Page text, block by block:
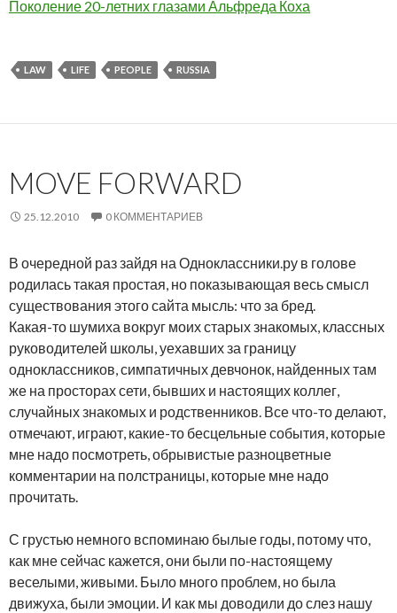
Поколение 20-летних глазами Альфреда Коха
LAW LIFE PEOPLE RUSSIA
MOVE FORWARD
25.12.2010 0 КОММЕНТАРИЕВ
В очередной раз зайдя на Одноклассники.ру в голове
родилась такая простая, но показывающая весь смысл
существования этого сайта мысль: что за бред.
Какая-то шумиха вокруг моих старых знакомых, классных
руководителей школы, уехавших за границу
одноклассников, симпатичных девчонок, найденных там
же на просторах сети, бывших и настоящих коллег,
случайных знакомых и родственников. Все что-то делают,
отмечают, играют, какие-то бесцельные события, которые
мне надо посмотреть, обрывистые разноцветные
комментарии на полстраницы, которые мне надо
прочитать.
С грустью немного вспоминаю былые годы, потому что,
как мне сейчас кажется, они были по-настоящему
веселыми, живыми. Было много проблем, но была
движуха, были эмоции. И как мы доводили до слез нашу